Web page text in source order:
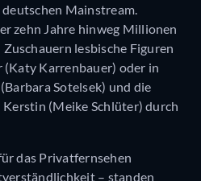
Mainstream.
zehn Jahre hinweg Millionen
lesbische Figuren
Karrenbauer) oder in
Sotelsek) und die
(Meike Schlüter) durch
das Privatfernsehen
– standen